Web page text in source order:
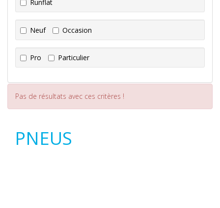
Runflat
Neuf Occasion
Pro Particulier
Pas de résultats avec ces critères !
PNEUS